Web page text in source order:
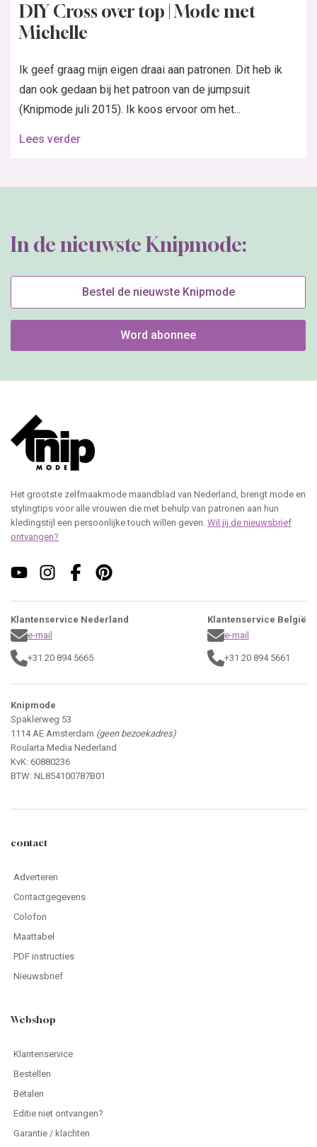
DIY Cross over top | Mode met
Michelle
Ik geef graag mijn eigen draai aan patronen. Dit heb ik
dan ook gedaan bij het patroon van de jumpsuit
(Knipmode juli 2015). Ik koos ervoor om het...
Lees verder
In de nieuwste Knipmode:
Bestel de nieuwste Knipmode
Word abonnee
Het grootste zelfmaakmode maandblad van Nederland, brengt mode en
stylingtips voor alle vrouwen die met behulp van patronen aan hun
kledingstijl een persoonlijke touch willen geven. Wil jij de nieuwsbrief
ontvangen?
Klantenservice Nederland
e-mail
+31 20 894 5665
Klantenservice België
e-mail
+31 20 894 5661
Knipmode
Spaklerweg 53
1114 AE Amsterdam (geen bezoekadres)
Roularta Media Nederland
KvK: 60880236
BTW: NL854100787B01
contact
Adverteren
Contactgegevens
Colofon
Maattabel
PDF instructies
Nieuwsbrief
Webshop
Klantenservice
Bestellen
Betalen
Editie niet ontvangen?
Garantie / klachten